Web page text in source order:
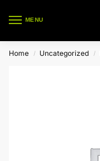
MENU
Home / Uncategorized /